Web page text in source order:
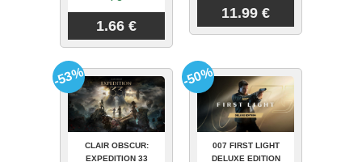
1.66 €
11.99 €
CLAIR OBSCUR:
EXPEDITION 33
-53%
007 FIRST LIGHT
DELUXE EDITION
-50%